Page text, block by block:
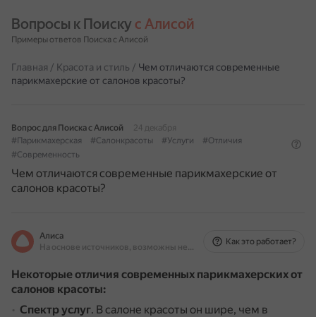
Вопросы к Поиску с Алисой
Примеры ответов Поиска с Алисой
Главная / Красота и стиль / Чем отличаются современные
парикмахерские от салонов красоты?
Вопрос для Поиска с Алисой
24 декабря
#Парикмахерская
#Салонкрасоты #Услуги
#Отличия
#Современность
Чем отличаются современные парикмахерские от
салонов красоты?
Алиса
На основе источников, возможны неточности
Как это работает?
Некоторые отличия современных парикмахерских от
салонов красоты:
Спектр услуг. В салоне красоты он шире, чем в